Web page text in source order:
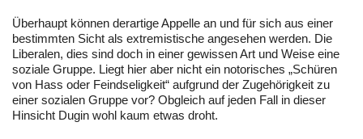
Überhaupt können derartige Appelle an und für sich aus einer
bestimmten Sicht als extremistische angesehen werden. Die
Liberalen, dies sind doch in einer gewissen Art und Weise eine
soziale Gruppe. Liegt hier aber nicht ein notorisches „Schüren
von Hass oder Feindseligkeit“ aufgrund der Zugehörigkeit zu
einer sozialen Gruppe vor? Obgleich auf jeden Fall in dieser
Hinsicht Dugin wohl kaum etwas droht.